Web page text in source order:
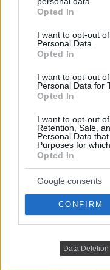
grant or deny consent
use your data for
consent section.
Opted In
I want to opt-out
Personal Data.
Opted In
I want to opt-out
Personal Data for
Opted In
I want to opt-out
Retention, Sale,
Personal Data
Purposes for
Opted In
Google consents
CONFIRM
Data Deletion